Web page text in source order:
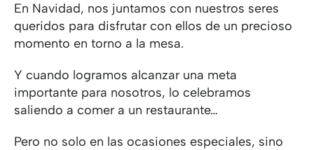
En Navidad, nos juntamos con nuestros seres
queridos para disfrutar con ellos de un precioso
momento en torno a la mesa.
Y cuando logramos alcanzar una meta
importante para nosotros, lo celebramos
saliendo a comer a un restaurante…
Pero no solo en las ocasiones especiales, sino